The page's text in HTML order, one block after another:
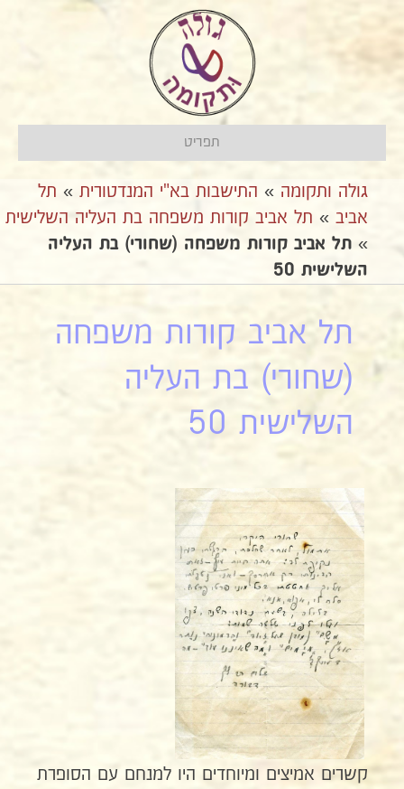
תפריט
גולה ותקומה » התישבות בא"י המנדטורית » תל
אביב » תל אביב קורות משפחה בת העליה השלישית
» תל אביב קורות משפחה (שחורי) בת העליה
השלישית 50
תל אביב קורות משפחה
(שחורי) בת העליה
השלישית 50
קשרים אמיצים ומיוחדים היו למנחם עם הסופרת